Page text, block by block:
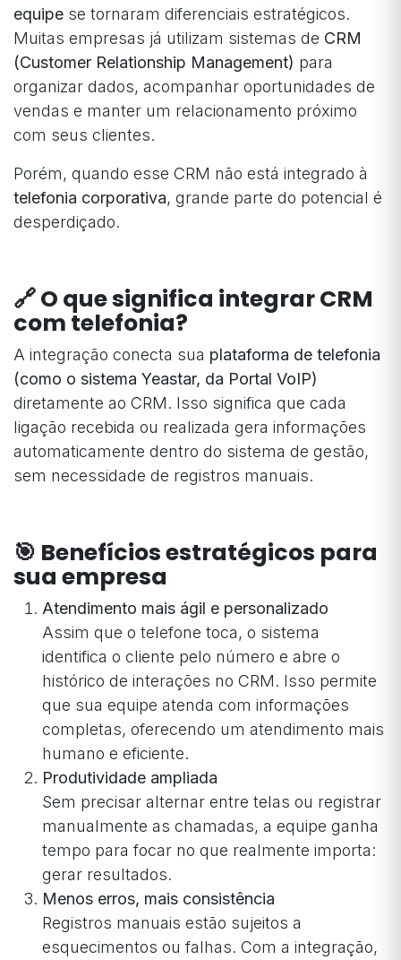
equipe se tornaram diferenciais estratégicos.
Muitas empresas já utilizam sistemas de CRM
(Customer Relationship Management) para
organizar dados, acompanhar oportunidades de
vendas e manter um relacionamento próximo
com seus clientes.
Porém, quando esse CRM não está integrado à
telefonia corporativa, grande parte do potencial é
desperdiçado.
🔗 O que significa integrar CRM
com telefonia?
A integração conecta sua plataforma de telefonia
(como o sistema Yeastar, da Portal VoIP)
diretamente ao CRM. Isso significa que cada
ligação recebida ou realizada gera informações
automaticamente dentro do sistema de gestão,
sem necessidade de registros manuais.
🎯 Benefícios estratégicos para
sua empresa
Atendimento mais ágil e personalizado
Assim que o telefone toca, o sistema
identifica o cliente pelo número e abre o
histórico de interações no CRM. Isso permite
que sua equipe atenda com informações
completas, oferecendo um atendimento mais
humano e eficiente.
Produtividade ampliada
Sem precisar alternar entre telas ou registrar
manualmente as chamadas, a equipe ganha
tempo para focar no que realmente importa:
gerar resultados.
Menos erros, mais consistência
Registros manuais estão sujeitos a
esquecimentos ou falhas. Com a integração,